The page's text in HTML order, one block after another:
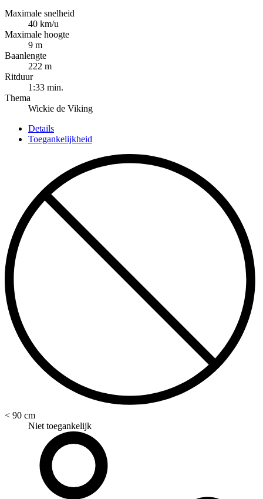
Maximale snelheid
40 km/u
Maximale hoogte
9 m
Baanlengte
222 m
Ritduur
1:33 min.
Thema
Wickie de Viking
Details
Toegankelijkheid
information
< 90 cm
Niet toegankelijk